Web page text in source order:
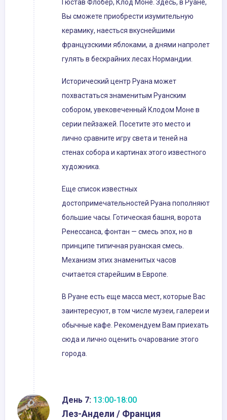
Гюстав Флобер, Клод Моне. Здесь, в Руане,
Вы сможете приобрести изумительную
керамику, наесться вкуснейшими
французскими яблоками, а днями напролет
гулять в бескрайних лесах Нормандии.
Исторический центр Руана может
похвастаться знаменитым Руанским
собором, увековеченный Клодом Моне в
серии пейзажей. Посетите это место и
лично сравните игру света и теней на
стенах собора и картинах этого известного
художника.
Еще список известных
достопримечательностей Руана пополняют
большие часы. Готическая башня, ворота
Ренессанса, фонтан — смесь эпох, но в
принципе типичная руанская смесь.
Механизм этих знаменитых часов
считается старейшим в Европе.
В Руане есть еще масса мест, которые Вас
заинтересуют, в том числе музеи, галереи и
обычные кафе. Рекомендуем Вам приехать
сюда и лично оценить очарование этого
города.
День 7: 13:00-18:00
Лез-Андели / Франция